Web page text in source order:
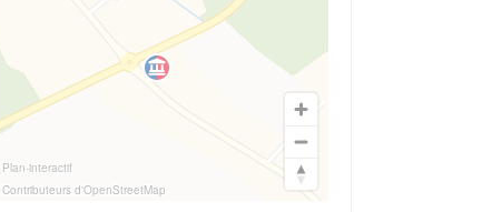
interactif
d'OpenStreetMap